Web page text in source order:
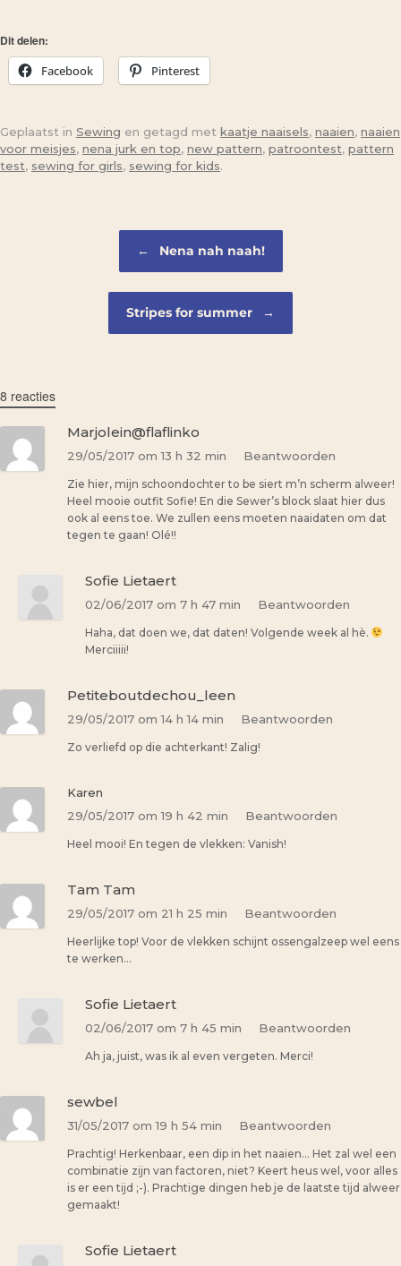
Dit delen:
Facebook
Pinterest
Geplaatst in Sewing en getagd met kaatje naaisels, naaien, naaien
voor meisjes, nena jurk en top, new pattern, patroontest, pattern
test, sewing for girls, sewing for kids.
← Nena nah naah!
Stripes for summer →
8 reacties
Marjolein@flaflinko
29/05/2017 om 13 h 32 min Beantwoorden
Zie hier, mijn schoondochter to be siert m’n scherm alweer!
Heel mooie outfit Sofie! En die Sewer’s block slaat hier dus
ook al eens toe. We zullen eens moeten naaidaten om dat
tegen te gaan! Olé!!
Sofie Lietaert
02/06/2017 om 7 h 47 min Beantwoorden
Haha, dat doen we, dat daten! Volgende week al hè.
Merciiiii!
Petiteboutdechou_leen
29/05/2017 om 14 h 14 min Beantwoorden
Zo verliefd op die achterkant! Zalig!
Karen
29/05/2017 om 19 h 42 min
Beantwoorden
Heel mooi! En tegen de vlekken: Vanish!
Tam Tam
29/05/2017 om 21 h 25 min Beantwoorden
Heerlijke top! Voor de vlekken schijnt ossengalzeep wel eens
te werken…
Sofie Lietaert
02/06/2017 om 7 h 45 min Beantwoorden
Ah ja, juist, was ik al even vergeten. Merci!
sewbel
31/05/2017 om 19 h 54 min Beantwoorden
Prachtig! Herkenbaar, een dip in het naaien… Het zal wel een
combinatie zijn van factoren, niet? Keert heus wel, voor alles
is er een tijd ;-). Prachtige dingen heb je de laatste tijd alweer
gemaakt!
Sofie Lietaert